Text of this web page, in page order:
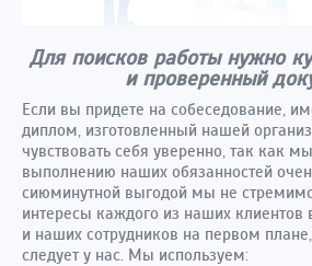
Для поисков работы нужно
и проверенный
Если вы придете на собеседование,
диплом, изготовленный нашей
чувствовать себя уверенно, так как
выполнению наших обязанностей
сиюминутной выгодой мы не
интересы каждого из наших клиентов
и наших сотрудников на первом
следует у нас. Мы используем: